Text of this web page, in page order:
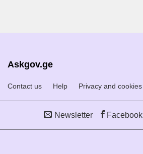
Askgov.ge
Contact us Help Privacy and cookies
Newsletter Facebook